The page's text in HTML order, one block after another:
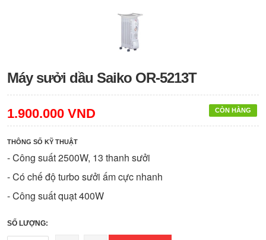
Máy sưởi dầu Saiko OR-5213T
CÒN HÀNG
1.900.000 VND
THÔNG SỐ KỸ THUẬT
- Công suất 2500W, 13 thanh sưởi
- Có chế độ turbo sưởi ấm cực nhanh
- Công suất quạt 400W
SỐ LƯỢNG: